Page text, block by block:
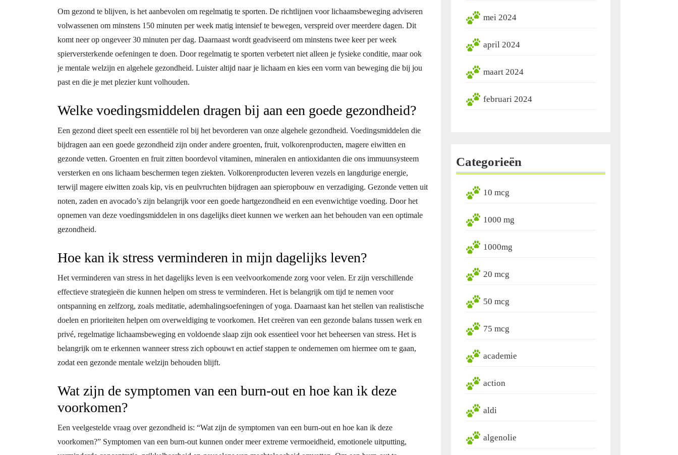
Om gezond te blijven, is het aanbevolen om regelmatig te sporten. De richtlijnen voor lichaamsbeweging adviseren
volwassenen om minstens 150 minuten per week matig intensief te bewegen, verspreid over meerdere dagen. Dit
komt neer op ongeveer 30 minuten per dag. Daarnaast wordt geadviseerd om minstens twee keer per week
spierversterkende oefeningen te doen. Door regelmatig te sporten verbetert niet alleen je fysieke conditie, maar ook
je mentale welzijn en algehele gezondheid. Luister altijd naar je lichaam en kies een vorm van beweging die bij jou
past en die je met plezier kunt volhouden.
Welke voedingsmiddelen dragen bij aan een goede gezondheid?
Een gezond dieet speelt een essentiële rol bij het bevorderen van onze algehele gezondheid. Voedingsmiddelen die
bijdragen aan een goede gezondheid zijn onder andere groenten, fruit, volkorenproducten, magere eiwitten en
gezonde vetten. Groenten en fruit zitten boordevol vitaminen, mineralen en antioxidanten die ons immuunsysteem
versterken en ons lichaam beschermen tegen ziekten. Volkorenproducten leveren vezels en langdurige energie,
terwijl magere eiwitten zoals kip, vis en peulvruchten bijdragen aan spieropbouw en verzadiging. Gezonde vetten uit
noten, zaden en avocado’s zijn belangrijk voor een goede hartgezondheid en een evenwichtige voeding. Door het
opnemen van deze voedingsmiddelen in ons dagelijks dieet kunnen we werken aan het behouden van een optimale
gezondheid.
Hoe kan ik stress verminderen in mijn dagelijks leven?
Het verminderen van stress in het dagelijks leven is een veelvoorkomende zorg voor velen. Er zijn verschillende
effectieve strategieën die kunnen helpen om stress te verminderen. Het is belangrijk om tijd te nemen voor
ontspanning en zelfzorg, zoals meditatie, ademhalingsoefeningen of yoga. Daarnaast kan het stellen van realistische
doelen en prioriteiten helpen om overweldiging te voorkomen. Het creëren van een gezonde balans tussen werk en
privé, regelmatige lichaamsbeweging en voldoende slaap zijn ook essentieel voor het beheersen van stress. Het is
belangrijk om te erkennen wanneer stress zich opbouwt en actief stappen te ondernemen om hiermee om te gaan,
zodat een gezonde mentale welzijn behouden blijft.
Wat zijn de symptomen van een burn-out en hoe kan ik deze
voorkomen?
Een veelgestelde vraag over gezondheid is: “Wat zijn de symptomen van een burn-out en hoe kan ik deze
voorkomen?” Symptomen van een burn-out kunnen onder meer extreme vermoeidheid, emotionele uitputting,
mei 2024
april 2024
maart 2024
februari 2024
Categorieën
10 mcg
1000 mg
1000mg
20 mcg
50 mcg
75 mcg
academie
action
aldi
algenolie